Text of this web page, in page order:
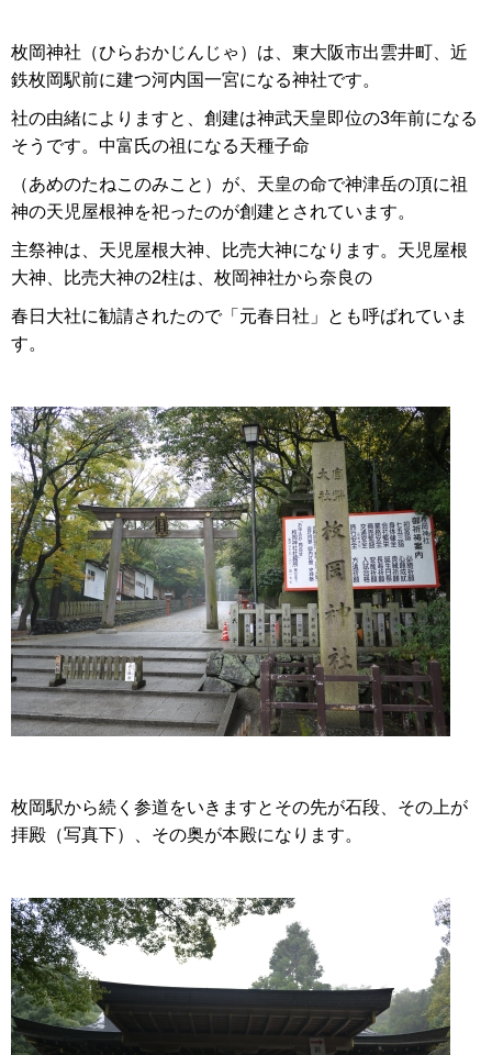
枚岡神社（ひらおかじんじゃ）は、東大阪市出雲井町、近
鉄枚岡駅前に建つ河内国一宮になる神社です。
社の由緒によりますと、創建は神武天皇即位の3年前になる
そうです。中富氏の祖になる天種子命
（あめのたねこのみこと）が、天皇の命で神津岳の頂に祖
神の天児屋根神を祀ったのが創建とされています。
主祭神は、天児屋根大神、比売大神になります。天児屋根
大神、比売大神の2柱は、枚岡神社から奈良の
春日大社に勧請されたので「元春日社」とも呼ばれていま
す。
枚岡駅から続く参道をいきますとその先が石段、その上が
拝殿（写真下）、その奥が本殿になります。